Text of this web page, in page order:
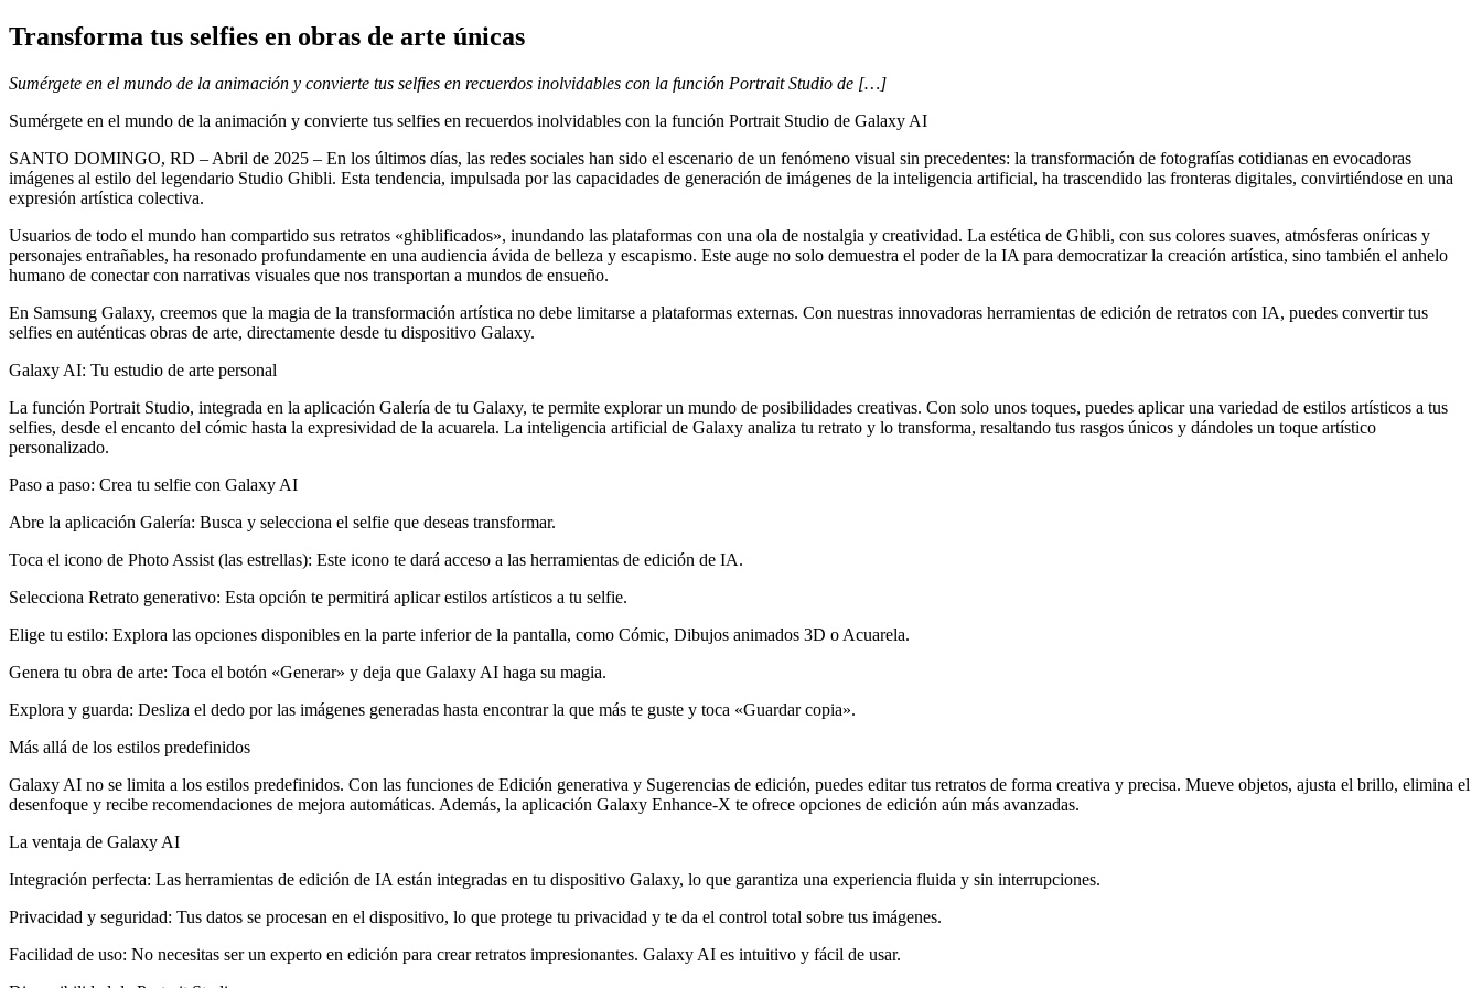
Transforma tus selfies en obras de arte únicas
Sumérgete en el mundo de la animación y convierte tus selfies en recuerdos inolvidables con la función Portrait Studio de […]
Sumérgete en el mundo de la animación y convierte tus selfies en recuerdos inolvidables con la función Portrait Studio de Galaxy AI
SANTO DOMINGO, RD – Abril de 2025 – En los últimos días, las redes sociales han sido el escenario de un fenómeno visual sin precedentes: la transformación de fotografías cotidianas en evocadoras
imágenes al estilo del legendario Studio Ghibli. Esta tendencia, impulsada por las capacidades de generación de imágenes de la inteligencia artificial, ha trascendido las fronteras digitales, convirtiéndose en una
expresión artística colectiva.
Usuarios de todo el mundo han compartido sus retratos «ghiblificados», inundando las plataformas con una ola de nostalgia y creatividad. La estética de Ghibli, con sus colores suaves, atmósferas oníricas y
personajes entrañables, ha resonado profundamente en una audiencia ávida de belleza y escapismo. Este auge no solo demuestra el poder de la IA para democratizar la creación artística, sino también el anhelo
humano de conectar con narrativas visuales que nos transportan a mundos de ensueño.
En Samsung Galaxy, creemos que la magia de la transformación artística no debe limitarse a plataformas externas. Con nuestras innovadoras herramientas de edición de retratos con IA, puedes convertir tus
selfies en auténticas obras de arte, directamente desde tu dispositivo Galaxy.
Galaxy AI: Tu estudio de arte personal
La función Portrait Studio, integrada en la aplicación Galería de tu Galaxy, te permite explorar un mundo de posibilidades creativas. Con solo unos toques, puedes aplicar una variedad de estilos artísticos a tus
selfies, desde el encanto del cómic hasta la expresividad de la acuarela. La inteligencia artificial de Galaxy analiza tu retrato y lo transforma, resaltando tus rasgos únicos y dándoles un toque artístico
personalizado.
Paso a paso: Crea tu selfie con Galaxy AI
Abre la aplicación Galería: Busca y selecciona el selfie que deseas transformar.
Toca el icono de Photo Assist (las estrellas): Este icono te dará acceso a las herramientas de edición de IA.
Selecciona Retrato generativo: Esta opción te permitirá aplicar estilos artísticos a tu selfie.
Elige tu estilo: Explora las opciones disponibles en la parte inferior de la pantalla, como Cómic, Dibujos animados 3D o Acuarela.
Genera tu obra de arte: Toca el botón «Generar» y deja que Galaxy AI haga su magia.
Explora y guarda: Desliza el dedo por las imágenes generadas hasta encontrar la que más te guste y toca «Guardar copia».
Más allá de los estilos predefinidos
Galaxy AI no se limita a los estilos predefinidos. Con las funciones de Edición generativa y Sugerencias de edición, puedes editar tus retratos de forma creativa y precisa. Mueve objetos, ajusta el brillo, elimina el
desenfoque y recibe recomendaciones de mejora automáticas. Además, la aplicación Galaxy Enhance-X te ofrece opciones de edición aún más avanzadas.
La ventaja de Galaxy AI
Integración perfecta: Las herramientas de edición de IA están integradas en tu dispositivo Galaxy, lo que garantiza una experiencia fluida y sin interrupciones.
Privacidad y seguridad: Tus datos se procesan en el dispositivo, lo que protege tu privacidad y te da el control total sobre tus imágenes.
Facilidad de uso: No necesitas ser un experto en edición para crear retratos impresionantes. Galaxy AI es intuitivo y fácil de usar.